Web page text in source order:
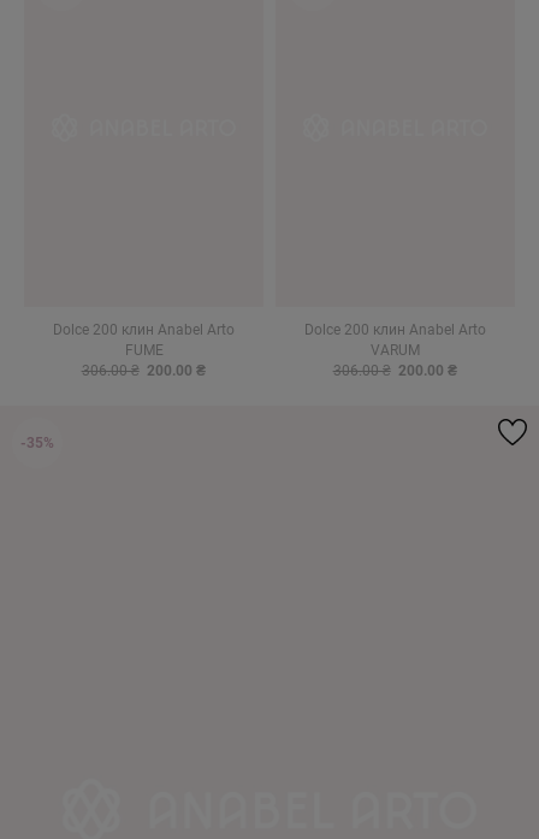
Dolce 200 клин Anabel Arto
FUME
306.00 ₴ 200.00 ₴
Dolce 200 клин Anabel Arto
VARUM
306.00 ₴ 200.00 ₴
-35%